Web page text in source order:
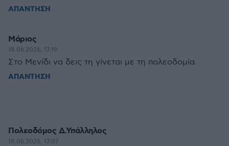
ΑΠΑΝΤΗΣΗ
Μάριος
18.06.2026, 17:19
Στο Μενίδι να δεις τη γίνεται με τη πολεοδομία.
ΑΠΑΝΤΗΣΗ
Πολεοδόμος Δ.Υπάλληλος
18.06.2026, 17:07